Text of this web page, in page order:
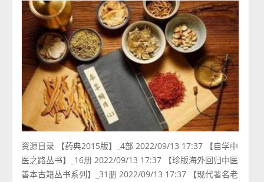
资源目录 【药典2015版】_4部 2022/09/13 17:37 【自学中
医之路丛书】_16册 2022/09/13 17:37 【珍版海外回归中医
善本古籍丛书系列】_31册 2022/09/13 17:37 【现代著名老